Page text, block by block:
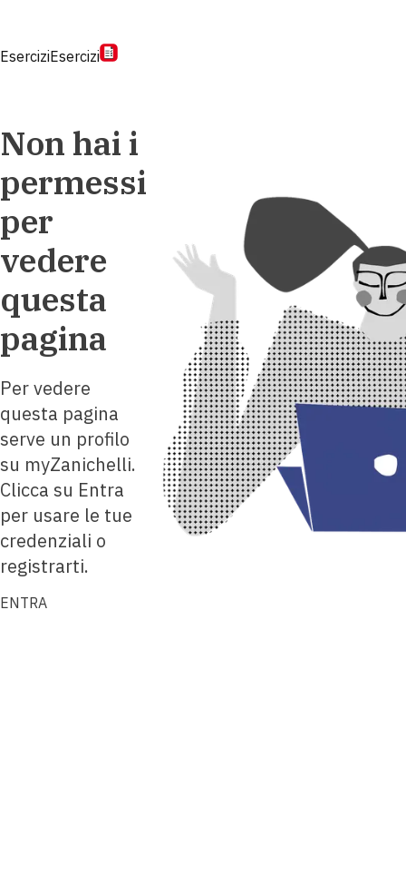
EserciziEsercizi
Non hai i
permessi
per
vedere
questa
pagina
Per vedere
questa pagina
serve un profilo
su myZanichelli.
Clicca su Entra
per usare le tue
credenziali o
registrarti.
ENTRA